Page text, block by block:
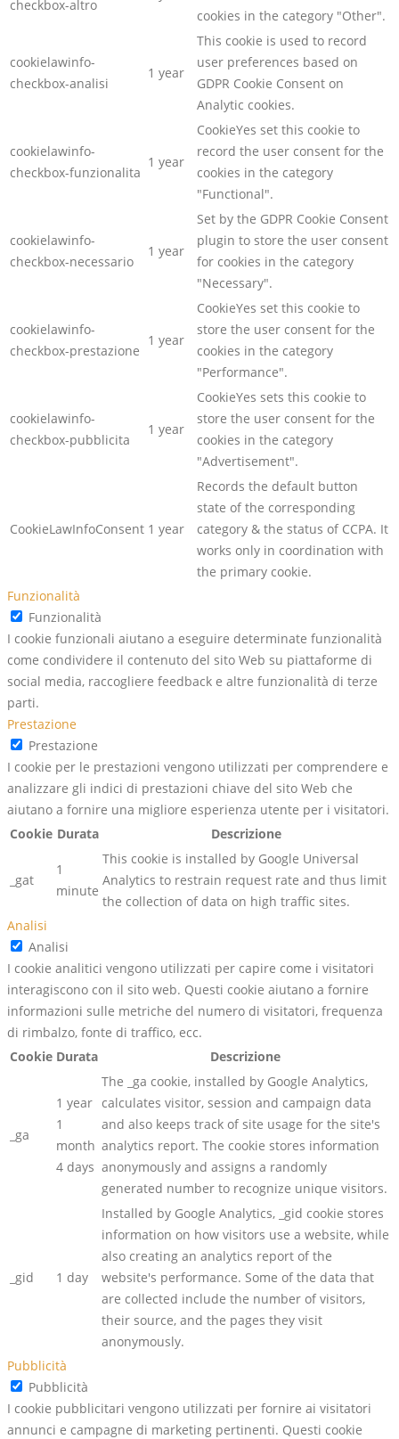
checkbox-altro
cookies in the category "Other".
cookielawinfo-
checkbox-analisi
1 year
This cookie is used to record
user preferences based on
GDPR Cookie Consent on
Analytic cookies.
cookielawinfo-
checkbox-funzionalita
1 year
CookieYes set this cookie to
record the user consent for the
cookies in the category
"Functional".
cookielawinfo-
checkbox-necessario
1 year
Set by the GDPR Cookie Consent
plugin to store the user consent
for cookies in the category
"Necessary".
cookielawinfo-
checkbox-prestazione
1 year
CookieYes set this cookie to
store the user consent for the
cookies in the category
"Performance".
cookielawinfo-
checkbox-pubblicita
1 year
CookieYes sets this cookie to
store the user consent for the
cookies in the category
"Advertisement".
CookieLawInfoConsent 1 year
Records the default button
state of the corresponding
category & the status of CCPA. It
works only in coordination with
the primary cookie.
Funzionalità
Funzionalità
I cookie funzionali aiutano a eseguire determinate funzionalità
come condividere il contenuto del sito Web su piattaforme di
social media, raccogliere feedback e altre funzionalità di terze
parti.
Prestazione
Prestazione
I cookie per le prestazioni vengono utilizzati per comprendere e
analizzare gli indici di prestazioni chiave del sito Web che
aiutano a fornire una migliore esperienza utente per i visitatori.
Cookie Durata Descrizione
_gat
1
minute
This cookie is installed by Google Universal
Analytics to restrain request rate and thus limit
the collection of data on high traffic sites.
Analisi
Analisi
I cookie analitici vengono utilizzati per capire come i visitatori
interagiscono con il sito web. Questi cookie aiutano a fornire
informazioni sulle metriche del numero di visitatori, frequenza
di rimbalzo, fonte di traffico, ecc.
Cookie Durata Descrizione
_ga
1 year
1
month
4 days
The _ga cookie, installed by Google Analytics,
calculates visitor, session and campaign data
and also keeps track of site usage for the site's
analytics report. The cookie stores information
anonymously and assigns a randomly
generated number to recognize unique visitors.
_gid 1 day
Installed by Google Analytics, _gid cookie stores
information on how visitors use a website, while
also creating an analytics report of the
website's performance. Some of the data that
are collected include the number of visitors,
their source, and the pages they visit
anonymously.
Pubblicità
Pubblicità
I cookie pubblicitari vengono utilizzati per fornire ai visitatori
annunci e campagne di marketing pertinenti. Questi cookie